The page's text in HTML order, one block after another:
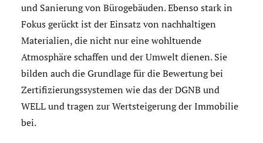
und Sanierung von Bürogebäuden. Ebenso stark in
Fokus gerückt ist der Einsatz von nachhaltigen
Materialien, die nicht nur eine wohltuende
Atmosphäre schaffen und der Umwelt dienen. Sie
bilden auch die Grundlage für die Bewertung bei
Zertifizierungssystemen wie das der DGNB und
WELL und tragen zur Wertsteigerung der Immobilie
bei.